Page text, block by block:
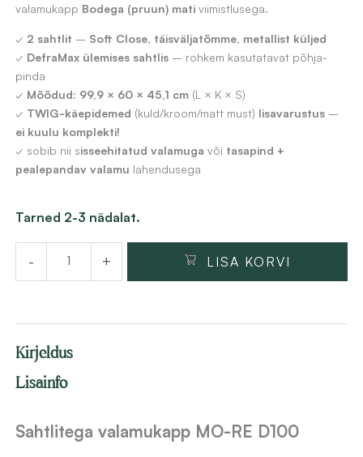
valamukapp Bodega (pruun) mati viimistlusega.
✓ 2 sahtlit – Soft Close, täisväljatõmme, metallist küljed
✓ DefraMax ülemises sahtlis – rohkem kasutatavat põhja-
pinda
✓ Mõõdud: 99,9 × 60 × 45,1 cm (L × K × S)
✓ TWIG-käepidemed (kuld/kroom/matt must) lisavarustus –
ei kuulu komplekti!
✓ sobib nii sisseehitatud valamuga või tasapind +
pealepandav valamu lahendusega
Tarned 2-3 nädalat.
-
Sahtlitega
valamukapp
MO-
RE
(pruun)
matt,
cm,
+ LISA KORVI
Kirjeldus
Lisainfo
Sahtlitega valamukapp MO-RE D100